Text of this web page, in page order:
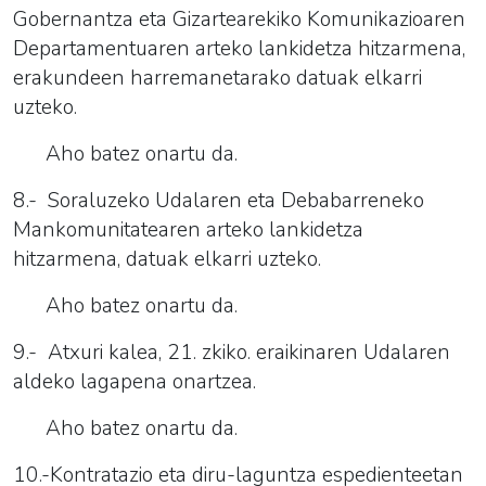
Gobernantza eta Gizartearekiko Komunikazioaren
Departamentuaren arteko lankidetza hitzarmena,
erakundeen harremanetarako datuak elkarri
uzteko.
Aho batez onartu da.
8.- Soraluzeko Udalaren eta Debabarreneko
Mankomunitatearen arteko lankidetza
hitzarmena, datuak elkarri uzteko.
Aho batez onartu da.
9.- Atxuri kalea, 21. zkiko. eraikinaren Udalaren
aldeko lagapena onartzea.
Aho batez onartu da.
10.-Kontratazio eta diru-laguntza espedienteetan